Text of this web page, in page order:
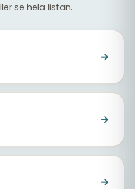
se hela listan.
→
→
→